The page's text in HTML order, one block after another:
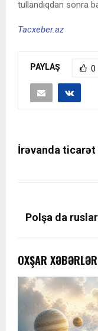
tullandıqdan sonra
Tacxeber.az
PAYLAŞ 0
İrəvanda ticarət
Polşa da
OXŞAR XƏBƏRLƏR